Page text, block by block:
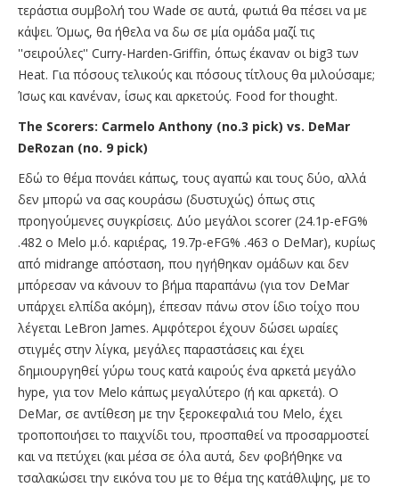
τεράστια συμβολή του Wade σε αυτά, φωτιά θα πέσει να με
κάψει. Όμως, θα ήθελα να δω σε μία ομάδα μαζί τις
''σειρούλες'' Curry-Harden-Griffin, όπως έκαναν οι big3 των
Heat. Για πόσους τελικούς και πόσους τίτλους θα μιλούσαμε;
Ίσως και κανέναν, ίσως και αρκετούς. Food for thought.
The Scorers: Carmelo Anthony (no.3 pick) vs. DeMar
DeRozan (no. 9 pick)
Εδώ το θέμα πονάει κάπως, τους αγαπώ και τους δύο, αλλά
δεν μπορώ να σας κουράσω (δυστυχώς) όπως στις
προηγούμενες συγκρίσεις. Δύο μεγάλοι scorer (24.1p-eFG%
.482 o Melo μ.ό. καριέρας, 19.7p-eFG% .463 ο DeMar), κυρίως
από midrange απόσταση, που ηγήθηκαν ομάδων και δεν
μπόρεσαν να κάνουν το βήμα παραπάνω (για τον DeMar
υπάρχει ελπίδα ακόμη), έπεσαν πάνω στον ίδιο τοίχο που
λέγεται LeBron James. Αμφότεροι έχουν δώσει ωραίες
στιγμές στην λίγκα, μεγάλες παραστάσεις και έχει
δημιουργηθεί γύρω τους κατά καιρούς ένα αρκετά μεγάλο
hype, για τον Melo κάπως μεγαλύτερο (ή και αρκετά). O
DeMar, σε αντίθεση με την ξεροκεφαλιά του Melo, έχει
τροποποιήσει το παιχνίδι του, προσπαθεί να προσαρμοστεί
και να πετύχει (και μέσα σε όλα αυτά, δεν φοβήθηκε να
τσαλακώσει την εικόνα του με το θέμα της κατάθλιψης, με το